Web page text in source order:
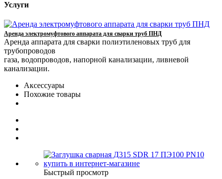
Услуги
Аренда электромуфтового аппарата для сварки труб ПНД
Аренда аппарата для сварки полиэтиленовых труб для
трубопроводов
газа, водопроводов, напорной канализации, ливневой
канализации.
Аксессуары
Похожие товары
Быстрый просмотр